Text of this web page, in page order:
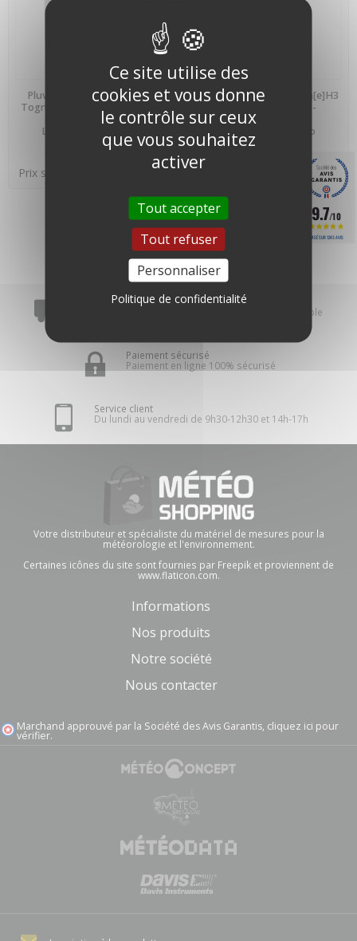
PRÉCOMMANDE
Pluviomètre à augets Joss-
Tognini - Lambrecht Meteo -
00.15189.002000 -
LAMBRECHT meteo
Prix sur devis
PRÉCOMMANDE
Pluviomètre à pesée rain[e]H3
- Lambrecht Meteo -
00.15184.540020 -
LAMBRECHT meteo
Prix sur devis
Affichage des éléments 1-6 sur un total de 6
Livraison rapide
Sous 24 à 72h en France pour tout produit disponible
Paiement sécurisé
Paiement en ligne 100% sécurisé
Service client
Du lundi au vendredi de 9h30-12h30 et 14h-17h
Votre distributeur et spécialiste du matériel de mesures pour la
météorologie et l'environnement.
Certaines icônes du site sont fournies par Freepik et proviennent de
www.flaticon.com.
Informations
Nos produits
Notre société
Nous contacter
Marchand approuvé par la Société des Avis Garantis, cliquez ici pour
vérifier.
9.7/10
BASÉ SUR 1243 AVIS
Ce site utilise des
cookies et vous donne
le contrôle sur ceux
que vous souhaitez
activer
Tout accepter
Tout refuser
Personnaliser
Politique de confidentialité